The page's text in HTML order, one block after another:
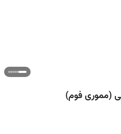
(مموری فوم)